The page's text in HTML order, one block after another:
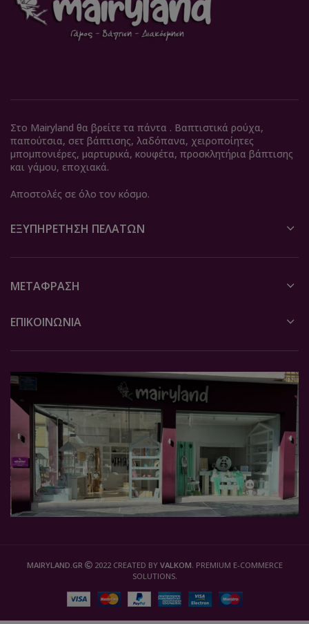
Στο Mairyland θα βρείτε τα πάντα . Βαπτιστικά ρούχα,
παπούτσια, σετ βάπτισης, λαδόπανα, χειροποίητες
μπομπονιέρες, μαρτυρικά, κουφέτα, προσκλητήρια βάπτισης
και γάμου, εποχιακά.
Αποστολές σε όλο τον κόσμο.
ΕΞΥΠΗΡΈΤΗΣΗ ΠΕΛΑΤΏΝ
ΜΕΤΆΦΡΑΣΗ
ΕΠΙΚΟΙΝΩΝΙΑ
MAIRYLAND.GR 2022 CREATED BY VALKOM. PREMIUM E-COMMERCE
SOLUTIONS.